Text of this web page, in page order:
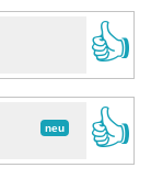
👍
neu
👍